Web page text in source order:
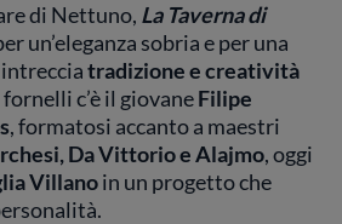
di Nettuno, La Taverna di
un’eleganza sobria e per una
intrecciatradizione e creatività
fornelli c’è il giovaneFilipe
, formatosi accanto a maestri
Da Vittorio e Alajmo, oggi
Villanoin un progetto che